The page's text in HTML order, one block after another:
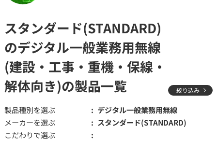
スタンダード(STANDARD)
のデジタル一般業務用無線
(建設・工事・重機・保線・
解体向き)の製品一覧
絞り込み
製品種別を選ぶ
デジタル一般業務用無線
メーカーを選ぶ
スタンダード(STANDARD)
こだわりで選ぶ